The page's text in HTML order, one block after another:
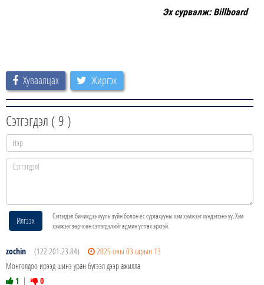
Эх сурвалж: Billboard
Хуваалцах Жиргэх
Сэтгэгдэл ( 9 )
Илгээх
Сэтгэгдэл бичихдээ хууль зүйн болон ёс суртахууны хэм хэмжээг хүндэтгэнэ үү. Хэм
хэмжээг зөрчсөн сэтгэгдэлийг админ устгах эрхтэй.
zochin (122.201.23.84)
2025 оны 03 сарын 13
Монголдоо ирээд шинэ уран бүтээл дээр ажилла
1 | 0